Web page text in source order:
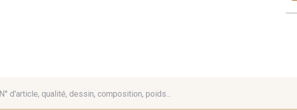
N° d'article, qualité, dessin, composition, poids...